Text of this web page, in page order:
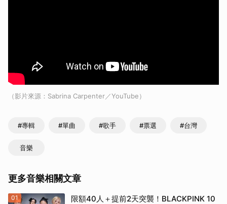
（影片來源：Sabrina Carpenter／YouTube）
#專輯 #單曲 #歌手 #票選 #台灣
音樂
更多音樂相關文章
01
限額40人＋提前2天突襲！BLACKPINK 10